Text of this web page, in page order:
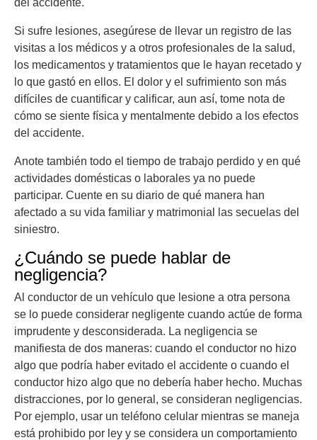
Si sufre lesiones, asegúrese de llevar un registro de las
visitas a los médicos y a otros profesionales de la salud,
los medicamentos y tratamientos que le hayan recetado y
lo que gastó en ellos. El dolor y el sufrimiento son más
difíciles de cuantificar y calificar, aun así, tome nota de
cómo se siente física y mentalmente debido a los efectos
del accidente.
Anote también todo el tiempo de trabajo perdido y en qué
actividades domésticas o laborales ya no puede
participar. Cuente en su diario de qué manera han
afectado a su vida familiar y matrimonial las secuelas del
siniestro.
¿Cuándo se puede hablar de
negligencia?
Al conductor de un vehículo que lesione a otra persona
se lo puede considerar negligente cuando actúe de forma
imprudente y desconsiderada. La negligencia se
manifiesta de dos maneras: cuando el conductor no hizo
algo que podría haber evitado el accidente o cuando el
conductor hizo algo que no debería haber hecho. Muchas
distracciones, por lo general, se consideran negligencias.
Por ejemplo, usar un teléfono celular mientras se maneja
está prohibido por ley y se considera un comportamiento